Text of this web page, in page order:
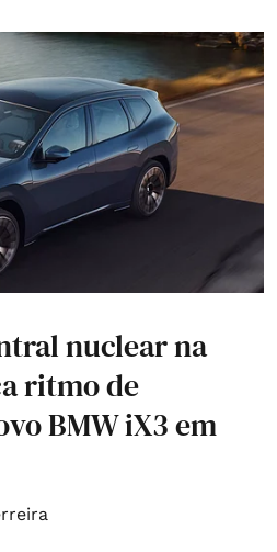
nuclear na
ritmo de
BMW iX3 em